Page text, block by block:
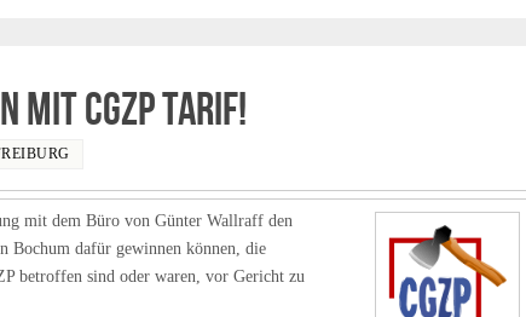
CGZP Tarif!
mit dem Büro von Günter Wallraff den
Bochum dafür gewinnen können, die
betroffen sind oder waren, vor Gericht zu